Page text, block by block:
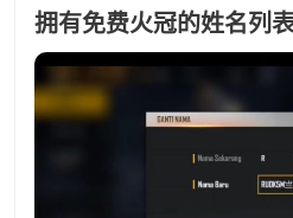
拥有免费火冠的姓名列